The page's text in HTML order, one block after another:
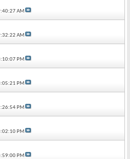
AM
AM
PM
PM
PM
PM
PM